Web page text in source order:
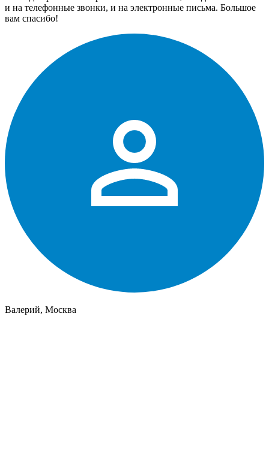
и на телефонные звонки, и на электронные письма. Большое
вам спасибо!
Валерий, Москва